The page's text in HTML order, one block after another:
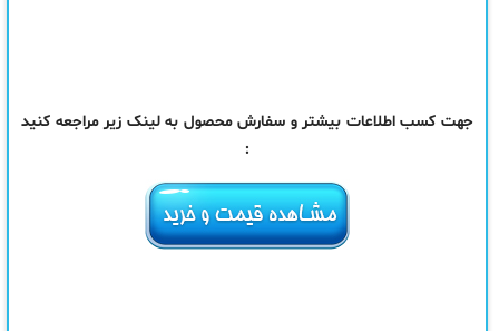
جهت کسب اطلاعات بیشتر و سفارش محصول به لینک زیر مراجعه کنید
: